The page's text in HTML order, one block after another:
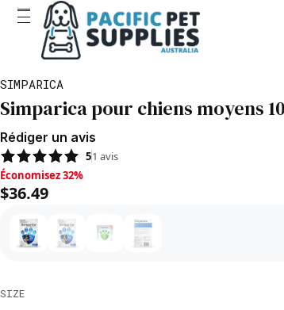
SIMPARICA
Simparica pour chiens moyens
Rédiger un avis
51 avis
Économisez 32%, $36.49
Économisez 32%
$36.49
SIZE